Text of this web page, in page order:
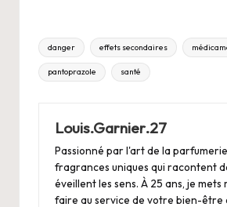
Tags:
danger effets secondaires
pantoprazole santé
Louis.Garnier.27
Passionné par l'art de la
fragrances uniques qui racontent
éveillent les sens. À 25 ans, je mets
faire au service de votre bien-être